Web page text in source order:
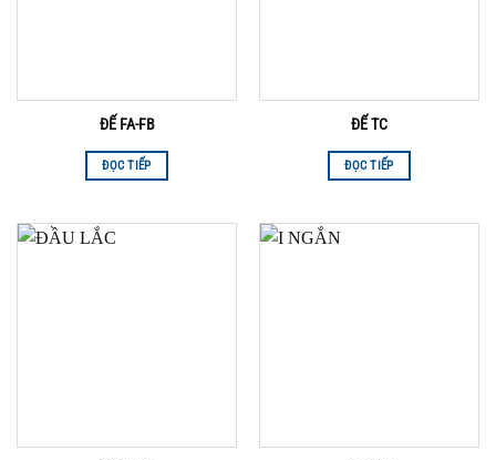
ĐẾ FA-FB
ĐỌC TIẾP
ĐẾ TC
ĐỌC TIẾP